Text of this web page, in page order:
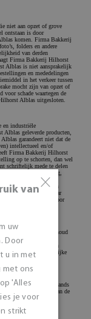
×
van
uw
Door
u in met
met ons
'Alles
je voor
strikt